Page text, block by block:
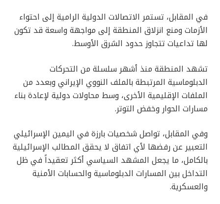
في المقابل، تستمر الاتصالات الدولية الرامية إلى احتواء
الأزمات ومنع انزلاق المنطقة إلى مواجهة واسعة قد تكون
لها تداعيات تتجاوز حدود الشرق الأوسط.
تشهد المنطقة منذ أشهر سلسلة من التحركات
الدبلوماسية المرتبطة بالملف النووي الإيراني وبعدد من
الملفات الإقليمية الأخرى، وسط محاولات دولية لإعادة بناء
مسارات الحوار وخفض التوتر.
وفي المقابل، تواصل شخصيات بارزة في اليمين الإسرائيلي
التعبير عن رفضها لأي اتفاق لا يحقق المطالب الإسرائيلية
بالكامل، ما يجعل المشهد السياسي أكثر تعقيداً في ظل
التداخل بين المسارات الدبلوماسية والحسابات الأمنية
والعسكرية.